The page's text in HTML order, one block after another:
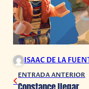
ISAAC DE LA
ENTRADA ANTERIOR